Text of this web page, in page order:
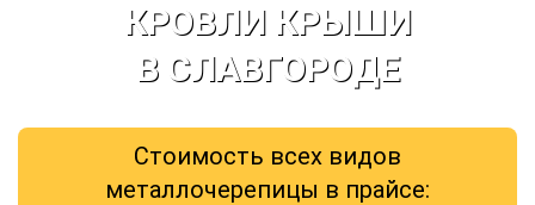
КРОВЛИ КРЫШИ
В СЛАВГОРОДЕ
Стоимость всех видов
металлочерепицы в прайсе: